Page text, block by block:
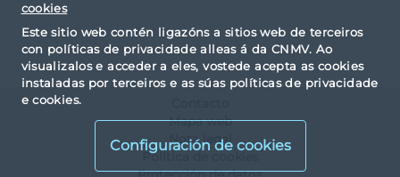
cookies
Este sitio web contén ligazóns a sitios web de terceiros
con políticas de privacidade alleas á da CNMV. Ao
visualizalos e acceder a eles, vostede acepta as cookies
instaladas por terceiros e as súas políticas de privacidade
e cookies.
Configuración de cookies
Mapa web
Nota legal
Política de cookies